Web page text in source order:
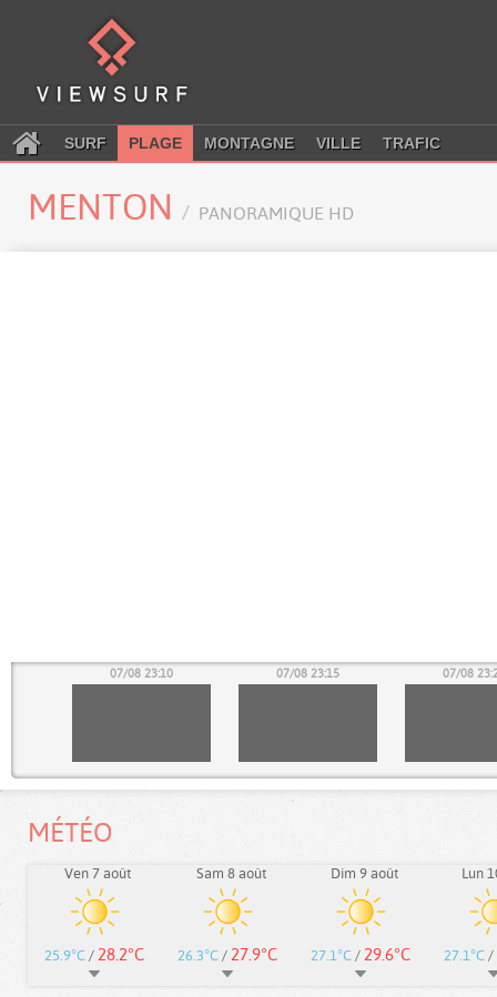
SURF PLAGE MONTAGNE VILLE TRAFIC
MENTON PANORAMIQUE HD
07/08 23:10 07/08 23:15 07/08
MÉTÉO
Ven 7 août
25.9°C / 28.2°C
Sam 8 août
26.3°C / 27.9°C
Dim 9 août
27.1°C / 29.6°C
Lun
27.1°C /